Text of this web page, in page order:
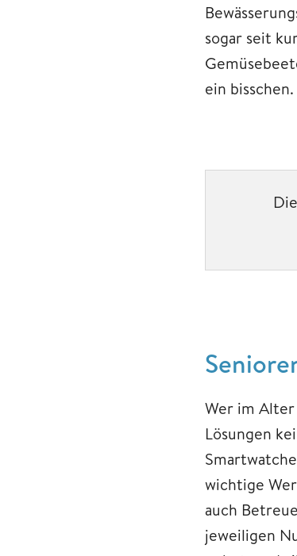
sogar seit
ein bisschen.
Wer im
Lösungen
wichtige
auch
jeweiligen